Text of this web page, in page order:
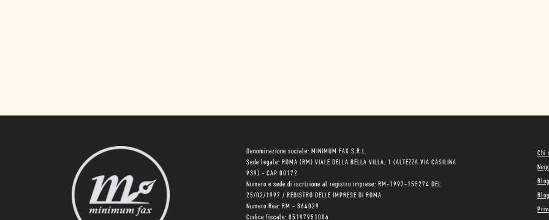
Denominazione sociale: MINIMUM FAX S.R.L.
Sede legale: ROMA (RM) VIALE DELLA BELLA VILLA, 1 (ALTEZZA VIA CASILINA
939) - CAP 00172
Numero e sede di iscrizione al registro imprese: RM-1997-155274 DEL
25/02/1997 / REGISTRO DELLE IMPRESE DI ROMA
Numero Rea: RM - 864029
Codice fiscale: 05197951006
Chi